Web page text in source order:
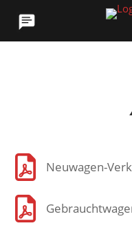
 Neuwagen-
